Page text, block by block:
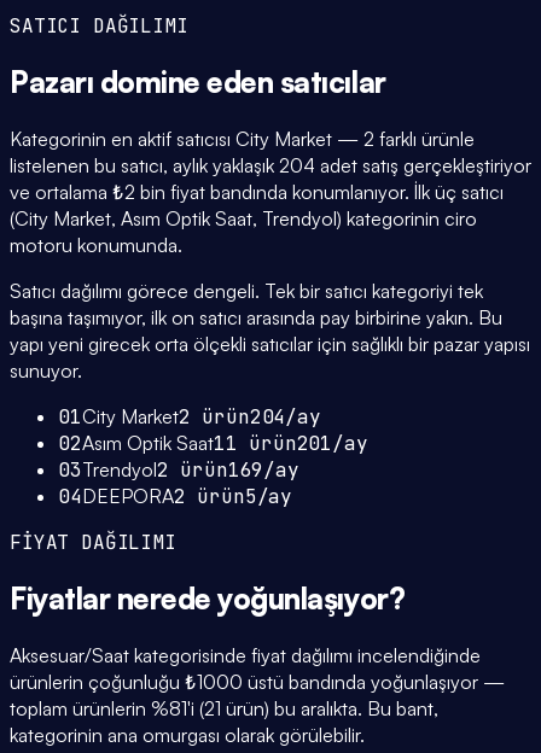
SATICI DAĞILIMI
Pazarı domine eden satıcılar
Kategorinin en aktif satıcısı City Market — 2 farklı ürünle
listelenen bu satıcı, aylık yaklaşık 204 adet satış gerçekleştiriyor
ve ortalama ₺2 bin fiyat bandında konumlanıyor. İlk üç satıcı
(City Market, Asım Optik Saat, Trendyol) kategorinin ciro
motoru konumunda.
Satıcı dağılımı görece dengeli. Tek bir satıcı kategoriyi tek
başına taşımıyor, ilk on satıcı arasında pay birbirine yakın. Bu
yapı yeni girecek orta ölçekli satıcılar için sağlıklı bir pazar yapısı
sunuyor.
01City Market2 ürün204/ay
02Asım Optik Saat11 ürün201/ay
03Trendyol2 ürün169/ay
04DEEPORA2 ürün5/ay
FİYAT DAĞILIMI
Fiyatlar nerede yoğunlaşıyor?
Aksesuar/Saat kategorisinde fiyat dağılımı incelendiğinde
ürünlerin çoğunluğu ₺1000 üstü bandında yoğunlaşıyor —
toplam ürünlerin %81'i (21 ürün) bu aralıkta. Bu bant,
kategorinin ana omurgası olarak görülebilir.